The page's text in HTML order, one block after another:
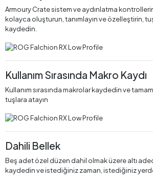
Armoury Crate sistem ve aydınlatma
kolayca oluşturun, tanımlayın ve özelleştirin,
kaydedin.
Kullanım Sırasında Makro Kaydı
Kullanım sırasında makrolar kaydedin ve
tuşlara atayın
Dahili Bellek
Beş adet özel düzen dahil olmak üzere altı
kaydedin ve istediğiniz zaman, istediğiniz